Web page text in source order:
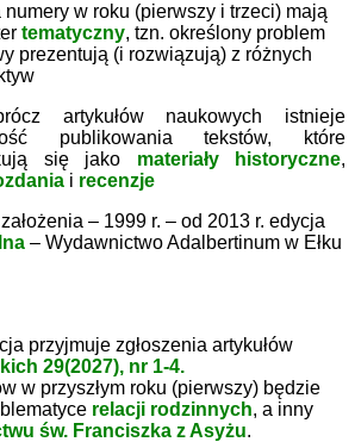
numery w roku (pierwszy i trzeci) mają
tematyczny, tzn. określony problem
prezentują (i rozwiązują) z różnych
artykułów naukowych istnieje
publikowania tekstów, które
się jako materiały historyczne,
i recenzje
– 1999 r. – od 2013 r. edycja
– Wydawnictwo Adalbertinum w Ełku
przyjmuje zgłoszenia artykułów
29(2027), nr 1-4.
w przyszłym roku (pierwszy) będzie
relacji rodzinnych, a inny
św. Franciszka z Asyżu.